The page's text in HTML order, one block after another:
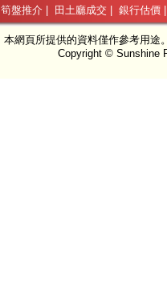
筍盤推介| 田土廳成交 銀行估價
本網頁所提供的資料僅作參考用途
Copyright © Sunshine